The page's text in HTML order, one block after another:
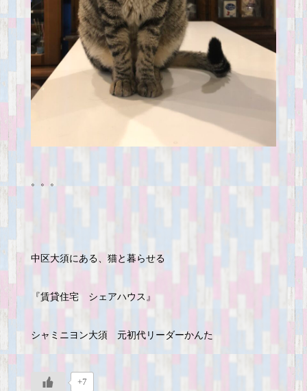
。。。
中区大須にある、猫と暮らせる
『賃貸住宅 シェアハウス』
シャミニヨン大須 元初代リーダーかんた
+7